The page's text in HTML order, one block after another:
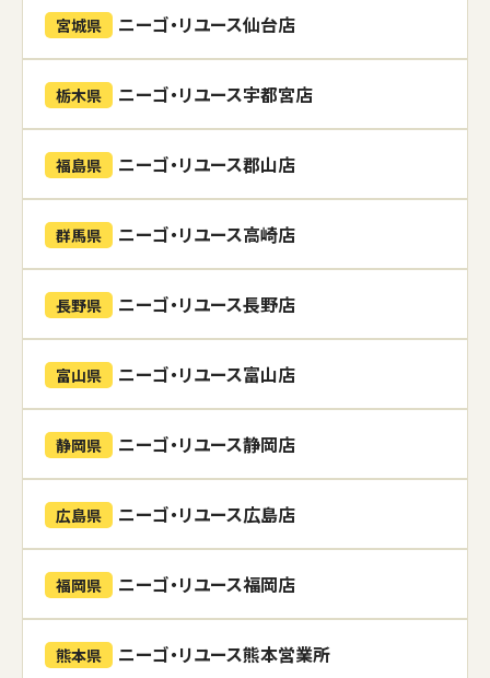
宮城県 ニーゴ・リユース仙台店
栃木県 ニーゴ・リユース宇都宮店
福島県 ニーゴ・リユース郡山店
群馬県 ニーゴ・リユース高崎店
長野県 ニーゴ・リユース長野店
富山県 ニーゴ・リユース富山店
静岡県 ニーゴ・リユース静岡店
広島県 ニーゴ・リユース広島店
福岡県 ニーゴ・リユース福岡店
熊本県 ニーゴ・リユース熊本営業所